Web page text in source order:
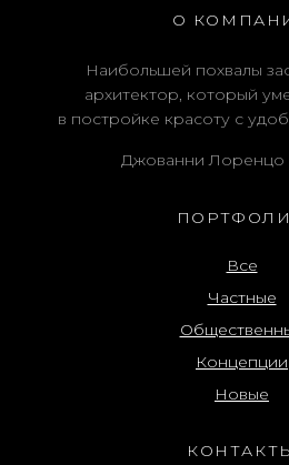
О
Наибольшей похвалы
архитектор, который
в постройке красоту с
Джованни Лоренцо
Все
Частные
Концепции
Новые